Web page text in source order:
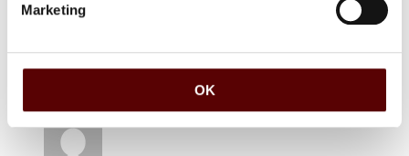
Marketing
OK
8 Febbraio 2026 a 13:44